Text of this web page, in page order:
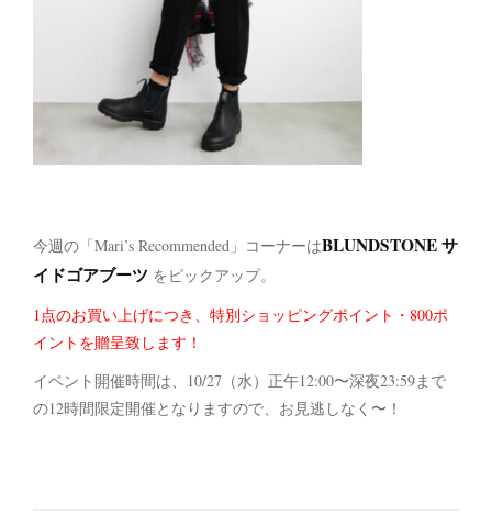
今週の「Mari’s Recommended」コーナーはBLUNDSTONE サ
イドゴアブーツ をピックアップ。
1点のお買い上げにつき、特別ショッピングポイント・800ポ
イントを贈呈致します！
イベント開催時間は、10/27（水）正午12:00〜深夜23:59まで
の12時間限定開催となりますので、お見逃しなく〜！